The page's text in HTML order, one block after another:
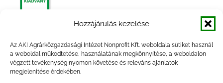
Hozzájárulás kezelése
Az AKI Agrárközgazdasági Intézet Nonprofit Kft. weboldala sütiket használ
a weboldal működtetése, használatának megkönnyítése, a weboldalon
végzett tevékenység nyomon követése és releváns ajánlatok
megjelenítése érdekében.
Agrárpiaci jelentések – Baromfi